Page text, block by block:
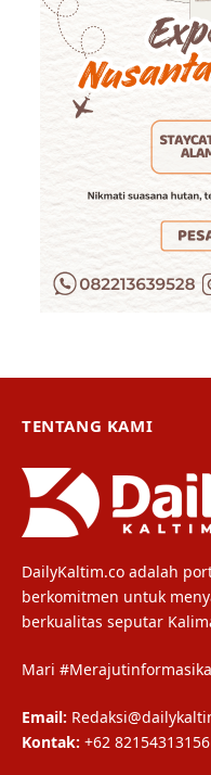
TENTANG KAMI
DailyKaltim.co adalah
berkomitmen untuk
berkualitas seputar
Mari
Email:
Kontak: +62 82154313156